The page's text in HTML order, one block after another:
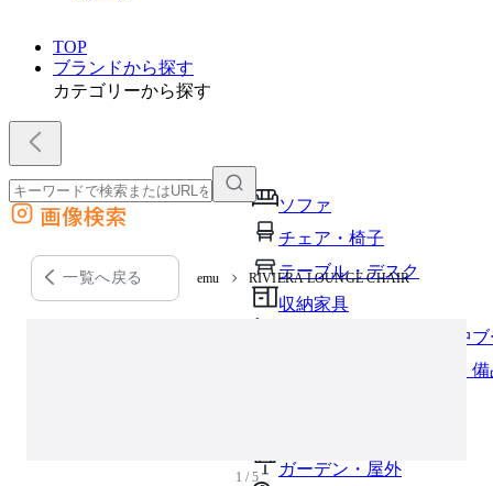
TOP
ブランドから探す
カテゴリーから探す
ソファ
チェア・椅子
テーブル・デスク
収納家具
パーソナルブース・集中
オフィスアクセサリー・
ガーデン・屋外
外部サイトの商品をカートに追加
他のサイトで見つけた商品ページのURLを貼り付けて、カートに追加できます
画像検索
一覧へ戻る emu RIVIERA LOUNGE CHAIR
1 / 5